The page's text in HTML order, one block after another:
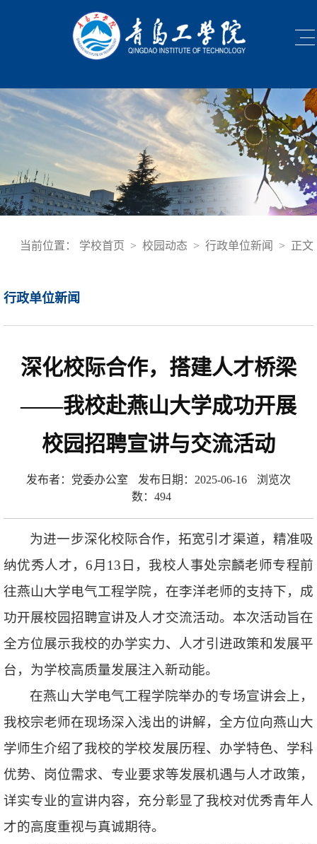
当前位置： 学校首页 > 校园动态 > 行政单位新闻 > 正文
行政单位新闻
深化校际合作，搭建人才桥梁
——我校赴燕山大学成功开展
校园招聘宣讲与交流活动
发布者：党委办公室 发布日期：2025-06-16
浏览次
数： 494
为进一步深化校际合作，拓宽引才渠道，精准吸
纳优秀人才，6月13日，我校人事处宗麟老师专程前
往燕山大学电气工程学院，在李洋老师的支持下，成
功开展校园招聘宣讲及人才交流活动。本次活动旨在
全方位展示我校的办学实力、人才引进政策和发展平
台，为学校高质量发展注入新动能。
在燕山大学电气工程学院举办的专场宣讲会上，
我校宗老师在现场深入浅出的讲解，全方位向燕山大
学师生介绍了我校的学校发展历程、办学特色、学科
优势、岗位需求、专业要求等发展机遇与人才政策，
详实专业的宣讲内容，充分彰显了我校对优秀青年人
才的高度重视与真诚期待。